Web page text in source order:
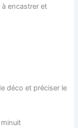
encastrer et
déco et préciser le